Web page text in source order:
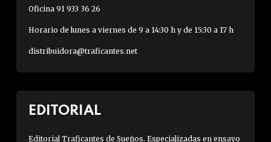
Oficina 91 933 36 26
Horario de lunes a viernes de 9 a 14:30 h y de 15:30 a 17 h
distribuidora@traficantes.net
EDITORIAL
Editorial Traficantes de Sueños. Especializadas en ensayo